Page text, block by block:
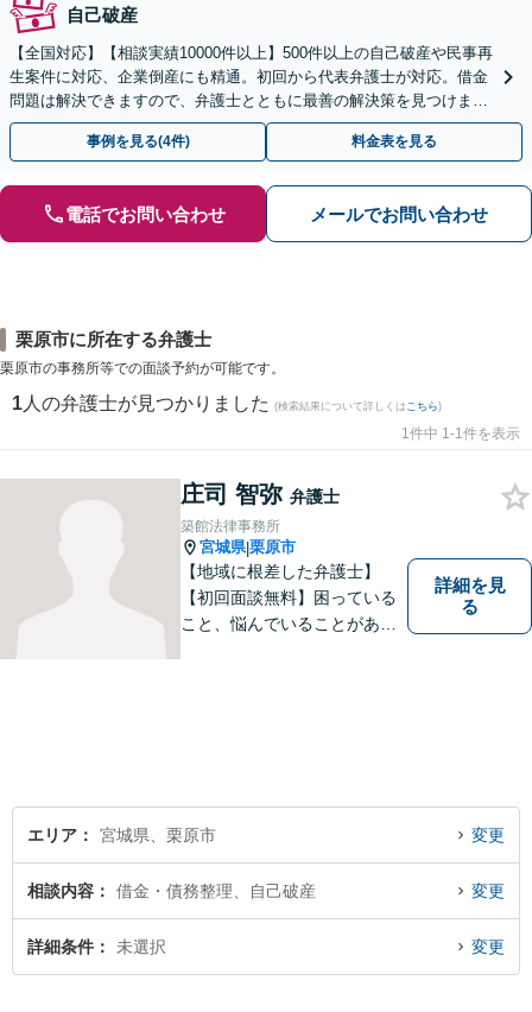
自己破産
【全国対応】【相談実績10000件以上】500件以上の自己破産や民事再
生案件に対応、企業倒産にも精通。初回から代表弁護士が対応。借金
問題は解決できますので、弁護士とともに最善の解決策を見つけまし
ょう【初回相談無料】【法テラス利用可】
事例を見る(4件) 料金表を見る
電話でお問い合わせ メールでお問い合わせ
栗原市に所在する弁護士
栗原市の事務所等での面談予約が可能です。
1 人の弁護士が見つかりました (検索結果について詳しくは こちら)
1件中 1-1件を表示
庄司 智弥 弁護士
築館法律事務所
宮城県|栗原市
【地域に根差した弁護士】
【初回面談無料】困っている
こと、悩んでいることがあっ
応可能】
詳細を見
る
エリア 宮城県、栗原市 変更
相談内容 借金・債務整理、自己破産 変更
詳細条件 未選択 変更